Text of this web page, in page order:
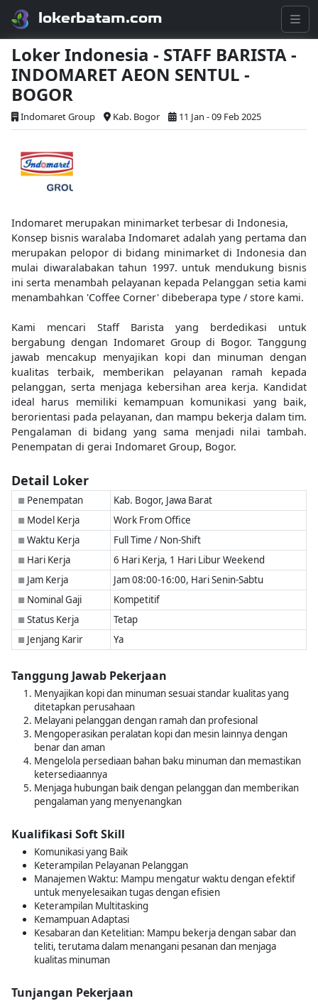
lokerbatam.com
Loker Indonesia - STAFF BARISTA -
INDOMARET AEON SENTUL -
BOGOR
Indomaret Group Kab. Bogor 11 Jan - 09 Feb 2025
Indomaret merupakan minimarket terbesar di Indonesia,
Konsep bisnis waralaba Indomaret adalah yang pertama dan
merupakan pelopor di bidang minimarket di Indonesia dan
mulai diwaralabakan tahun 1997. untuk mendukung bisnis
ini serta menambah pelayanan kepada Pelanggan setia kami
menambahkan 'Coffee Corner' dibeberapa type / store kami.
Kami mencari Staff Barista yang berdedikasi untuk
bergabung dengan Indomaret Group di Bogor. Tanggung
jawab mencakup menyajikan kopi dan minuman dengan
kualitas terbaik, memberikan pelayanan ramah kepada
pelanggan, serta menjaga kebersihan area kerja. Kandidat
ideal harus memiliki kemampuan komunikasi yang baik,
berorientasi pada pelayanan, dan mampu bekerja dalam tim.
Pengalaman di bidang yang sama menjadi nilai tambah.
Penempatan di gerai Indomaret Group, Bogor.
Detail Loker
■ Penempatan Kab. Bogor, Jawa Barat
■ Model Kerja Work From Office
■ Waktu Kerja Full Time / Non-Shift
■ Hari Kerja 6 Hari Kerja, 1 Hari Libur Weekend
■ Jam Kerja Jam 08:00-16:00, Hari Senin-Sabtu
■ Nominal Gaji Kompetitif
■ Status Kerja Tetap
■ Jenjang Karir Ya
Tanggung Jawab Pekerjaan
Menyajikan kopi dan minuman sesuai standar kualitas yang
ditetapkan perusahaan
Melayani pelanggan dengan ramah dan profesional
Mengoperasikan peralatan kopi dan mesin lainnya dengan
benar dan aman
Mengelola persediaan bahan baku minuman dan memastikan
ketersediaannya
Menjaga hubungan baik dengan pelanggan dan memberikan
pengalaman yang menyenangkan
Kualifikasi Soft Skill
Komunikasi yang Baik
Keterampilan Pelayanan Pelanggan
Manajemen Waktu: Mampu mengatur waktu dengan efektif
untuk menyelesaikan tugas dengan efisien
Keterampilan Multitasking
Kemampuan Adaptasi
Kesabaran dan Ketelitian: Mampu bekerja dengan sabar dan
teliti, terutama dalam menangani pesanan dan menjaga
kualitas minuman
Tunjangan Pekerjaan